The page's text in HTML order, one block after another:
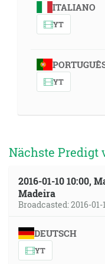
ITALIANO
YT
YT
Nächste Predigt
2016-01-10 10:00,
Madeira
Broadcasted: 2016-01-
DEUTSCH
YT